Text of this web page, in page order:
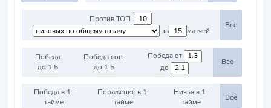
Против ТОП-
за
матчей
Все
Победа
до 1.5
Победа соп.
до 1.5
Победа от
до
Все
Победа в 1-
тайме
Поражение в 1-
тайме
Ничья в 1-
тайме
Все